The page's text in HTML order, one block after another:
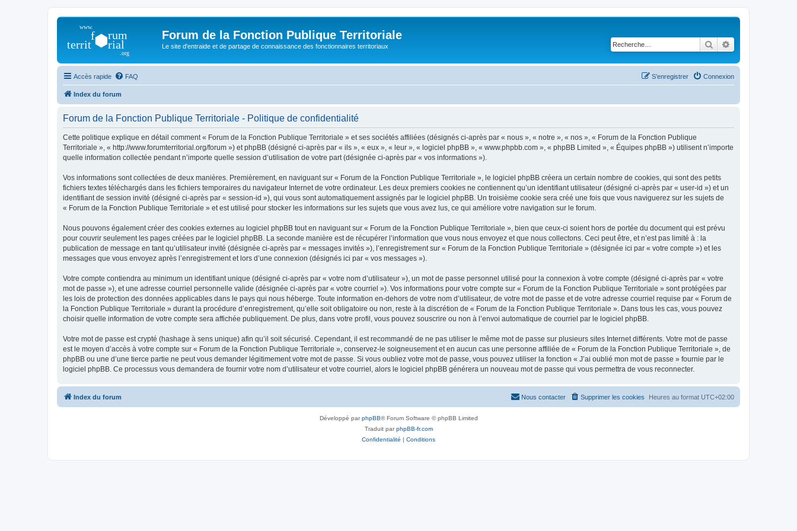
Forum de la Fonction Publique Territoriale
Le site d'entraide et de partage de connaissance des fonctionnaires territoriaux Rechercher
Accès rapide FAQ Connexion
S’enregistrer
Index du forum
Forum de la Fonction Publique Territoriale - Politique de confidentialité
Cette politique explique en détail comment « Forum de la Fonction Publique Territoriale » et ses sociétés affiliées (désignés ci-après par « nous », « notre », « nos », « Forum de la Fonction Publique
Territoriale », « http://www.forumterritorial.org/forum ») et phpBB (désigné ci-après par « ils », « eux », « leur », « logiciel phpBB », « www.phpbb.com », « phpBB Limited », « Équipes phpBB ») utilisent n’importe
quelle information collectée pendant n’importe quelle session d’utilisation de votre part (désignée ci-après par « vos informations »).
Vos informations sont collectées de deux manières. Premièrement, en naviguant sur « Forum de la Fonction Publique Territoriale », le logiciel phpBB créera un certain nombre de cookies, qui sont des petits
fichiers textes téléchargés dans les fichiers temporaires du navigateur Internet de votre ordinateur. Les deux premiers cookies ne contiennent qu’un identifiant utilisateur (désigné ci-après par « user-id ») et un
identifiant de session invité (désigné ci-après par « session-id »), qui vous sont automatiquement assignés par le logiciel phpBB. Un troisième cookie sera créé une fois que vous naviguerez sur les sujets de
« Forum de la Fonction Publique Territoriale » et est utilisé pour stocker les informations sur les sujets que vous avez lus, ce qui améliore votre navigation sur le forum.
Nous pouvons également créer des cookies externes au logiciel phpBB tout en naviguant sur « Forum de la Fonction Publique Territoriale », bien que ceux-ci soient hors de portée du document qui est prévu
pour couvrir seulement les pages créées par le logiciel phpBB. La seconde manière est de récupérer l’information que vous nous envoyez et que nous collectons. Ceci peut être, et n’est pas limité à : la
publication de message en tant qu’utilisateur invité (désignée ci-après par « messages invités »), l’enregistrement sur « Forum de la Fonction Publique Territoriale » (désignée ici par « votre compte ») et les
messages que vous envoyez après l’enregistrement et lors d’une connexion (désignés ici par « vos messages »).
Votre compte contiendra au minimum un identifiant unique (désigné ci-après par « votre nom d’utilisateur »), un mot de passe personnel utilisé pour la connexion à votre compte (désigné ci-après par « votre
mot de passe »), et une adresse courriel personnelle valide (désignée ci-après par « votre courriel »). Vos informations pour votre compte sur « Forum de la Fonction Publique Territoriale » sont protégées par
les lois de protection des données applicables dans le pays qui nous héberge. Toute information en-dehors de votre nom d’utilisateur, de votre mot de passe et de votre adresse courriel requise par « Forum de
la Fonction Publique Territoriale » durant la procédure d’enregistrement, qu’elle soit obligatoire ou non, reste à la discrétion de « Forum de la Fonction Publique Territoriale ». Dans tous les cas, vous pouvez
choisir quelle information de votre compte sera affichée publiquement. De plus, dans votre profil, vous pouvez souscrire ou non à l’envoi automatique de courriel par le logiciel phpBB.
Votre mot de passe est crypté (hashage à sens unique) afin qu’il soit sécurisé. Cependant, il est recommandé de ne pas utiliser le même mot de passe sur plusieurs sites Internet différents. Votre mot de passe
est le moyen d’accès à votre compte sur « Forum de la Fonction Publique Territoriale », conservez-le soigneusement et en aucun cas une personne affiliée de « Forum de la Fonction Publique Territoriale », de
phpBB ou une d’une tierce partie ne peut vous demander légitimement votre mot de passe. Si vous oubliez votre mot de passe, vous pouvez utiliser la fonction « J’ai oublié mon mot de passe » fournie par le
logiciel phpBB. Ce processus vous demandera de fournir votre nom d’utilisateur et votre courriel, alors le logiciel phpBB générera un nouveau mot de passe qui vous permettra de vous reconnecter.
Index du forum Heures au format UTC+02:00
Supprimer les cookies
Nous contacter
Développé parphpBB® Forum Software © phpBB Limited
Traduit parphpBB-fr.com
Confidentialité | Conditions